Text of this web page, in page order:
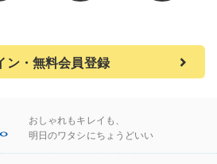
ン・無料会員登録
おしゃれもキレイも、
明日のワタシにちょうどいい